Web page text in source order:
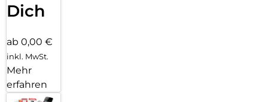
Dich
ab 0,00 €
inkl. MwSt.
Mehr
erfahren